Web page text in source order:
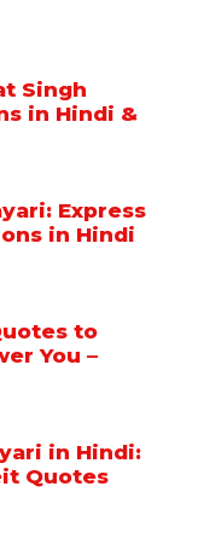
Singh
in Hindi &
Express
in Hindi
to
You –
in Hindi:
Quotes